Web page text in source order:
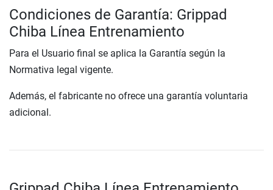
Condiciones de Garantía: Grippad
Chiba Línea Entrenamiento
Para el Usuario final se aplica la Garantía según la
Normativa legal vigente.
Además, el fabricante no ofrece una garantía voluntaria
adicional.